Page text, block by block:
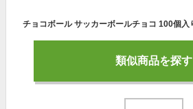
類似商品を探す